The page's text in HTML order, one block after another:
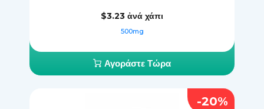
$3.23 ἀνά χάπι
500mg
Αγοράστε Τώρα
-20%